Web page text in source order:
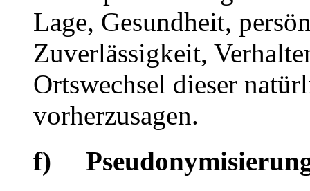
Lage, Gesundheit,
Zuverlässigkeit,
Ortswechsel dieser
vorherzusagen.
f)